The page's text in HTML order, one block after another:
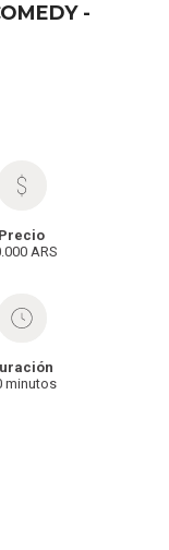
-
Precio
ARS
minutos